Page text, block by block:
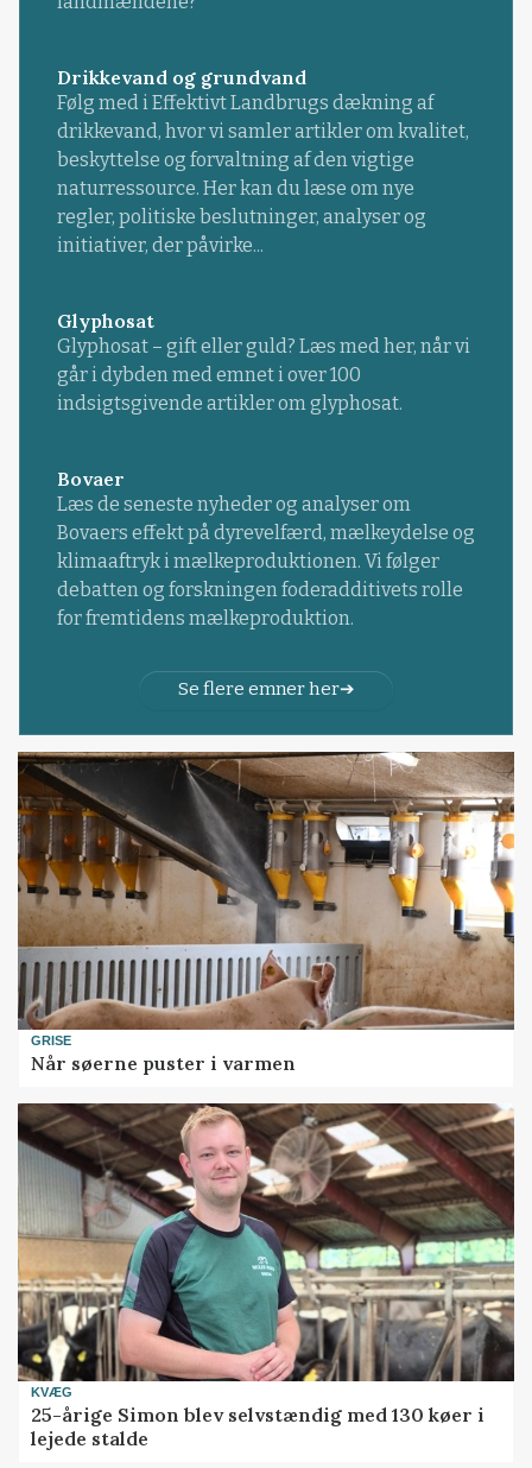
Drikkevand og grundvand
Følg med i Effektivt Landbrugs dækning af
drikkevand, hvor vi samler artikler om kvalitet,
beskyttelse og forvaltning af den vigtige
naturressource. Her kan du læse om nye
regler, politiske beslutninger, analyser og
initiativer, der påvirke...
Glyphosat
Glyphosat – gift eller guld? Læs med her, når vi
går i dybden med emnet i over 100
indsigtsgivende artikler om glyphosat.
Bovaer
Læs de seneste nyheder og analyser om
Bovaers effekt på dyrevelfærd, mælkeydelse og
klimaaftryk i mælkeproduktionen. Vi følger
debatten og forskningen foderadditivets rolle
for fremtidens mælkeproduktion.
Se flere emner her
GRISE
Når søerne puster i varmen
KVÆG
25-årige Simon blev selvstændig med 130 køer i
lejede stalde